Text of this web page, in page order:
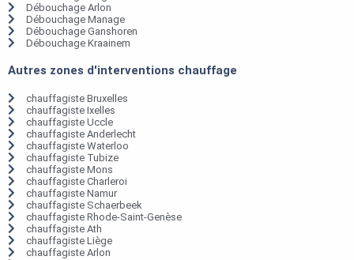
Débouchage Arlon
Débouchage Manage
Débouchage Ganshoren
Débouchage Kraainem
Autres zones d'interventions chauffage
chauffagiste Bruxelles
chauffagiste Ixelles
chauffagiste Uccle
chauffagiste Anderlecht
chauffagiste Waterloo
chauffagiste Tubize
chauffagiste Mons
chauffagiste Charleroi
chauffagiste Namur
chauffagiste Schaerbeek
chauffagiste Rhode-Saint-Genèse
chauffagiste Ath
chauffagiste Liège
chauffagiste Arlon